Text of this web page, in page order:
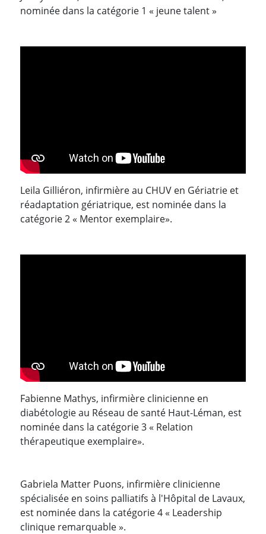
nominée dans la catégorie 1 « jeune talent »
Leila Gilliéron, infirmière au CHUV en Gériatrie et
réadaptation gériatrique, est nominée dans la
catégorie 2 « Mentor exemplaire».
Fabienne Mathys, infirmière clinicienne en
diabétologie au Réseau de santé Haut-Léman, est
nominée dans la catégorie 3 « Relation
thérapeutique exemplaire».
Gabriela Matter Puons, infirmière clinicienne
spécialisée en soins palliatifs à l'Hôpital de Lavaux,
est nominée dans la catégorie 4 « Leadership
clinique remarquable ».